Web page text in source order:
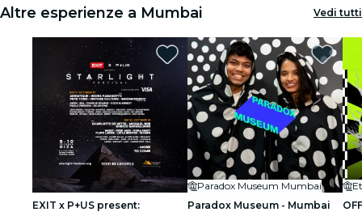
Altre esperienze a Mumbai Vedi tutti
EXIT x P+US present:
Paradox Museum Mumbai
Paradox Museum - Mumbai